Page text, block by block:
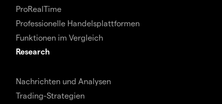
ProRealTime
Professionelle Handelsplattformen
Funktionen im Vergleich
Research
Nachrichten und Analysen
Trading-Strategien